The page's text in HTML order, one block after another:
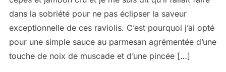
dans la sobriété pour ne pas éclipser la saveur
exceptionnelle de ces raviolis. C’est pourquoi j’ai opté
pour une simple sauce au parmesan agrémentée d’une
touche de noix de muscade et d’une pincée […]